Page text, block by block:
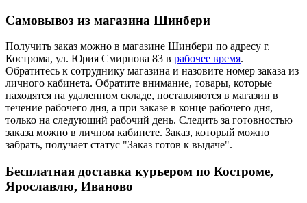
Самовывоз из магазина Шинбери
Получить заказ можно в магазине Шинбери по адресу г.
Кострома, ул. Юрия Смирнова 83 в рабочее время.
Обратитесь к сотруднику магазина и назовите номер заказа из
личного кабинета. Обратите внимание, товары, которые
находятся на удаленном складе, поставляются в магазин в
течение рабочего дня, а при заказе в конце рабочего дня,
только на следующий рабочий день. Следить за готовностью
заказа можно в личном кабинете. Заказ, который можно
забрать, получает статус "Заказ готов к выдаче".
Бесплатная доставка курьером по Костроме,
Ярославлю, Иваново